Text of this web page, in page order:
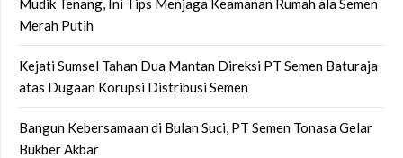
Mudik Tenang, Ini Tips Menjaga Keamanan Rumah ala Semen
Merah Putih
Kejati Sumsel Tahan Dua Mantan Direksi PT Semen Baturaja
atas Dugaan Korupsi Distribusi Semen
Bangun Kebersamaan di Bulan Suci, PT Semen Tonasa Gelar
Bukber Akbar